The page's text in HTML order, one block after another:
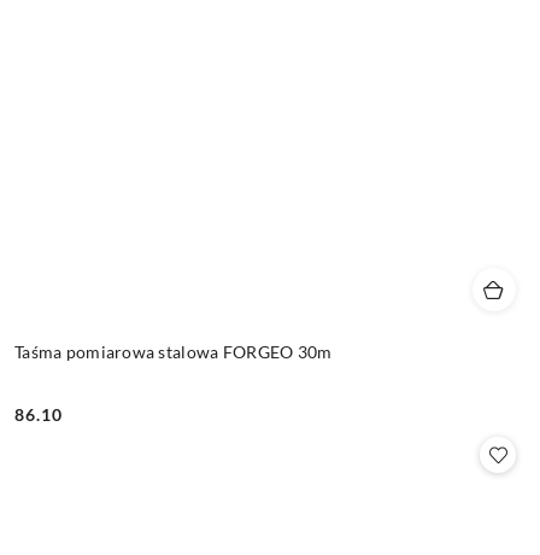
Taśma pomiarowa stalowa FORGEO 30m
Cena:
86.10